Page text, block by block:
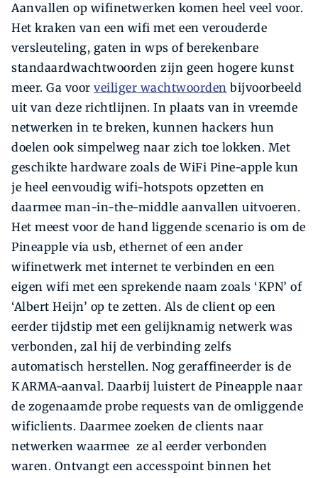
Aanvallen op wifinetwerken komen heel veel voor.
Het kraken van een wifi met een verouderde
versleuteling, gaten in wps of berekenbare
standaardwachtwoorden zijn geen hogere kunst
meer. Ga voor veiliger wachtwoorden bijvoorbeeld
uit van deze richtlijnen. In plaats van in vreemde
netwerken in te breken, kunnen hackers hun
doelen ook simpelweg naar zich toe lokken. Met
geschikte hardware zoals de WiFi Pine-apple kun
je heel eenvoudig wifi-hotspots opzetten en
daarmee man-in-the-middle aanvallen uitvoeren.
Het meest voor de hand liggende scenario is om de
Pineapple via usb, ethernet of een ander
wifinetwerk met internet te verbinden en een
eigen wifi met een sprekende naam zoals ‘KPN’ of
‘Albert Heijn’ op te zetten. Als de client op een
eerder tijdstip met een gelijknamig netwerk was
verbonden, zal hij de verbinding zelfs
automatisch herstellen. Nog geraffineerder is de
KARMA-aanval. Daarbij luistert de Pineapple naar
de zogenaamde probe requests van de omliggende
wificlients. Daarmee zoeken de clients naar
netwerken waarmee ze al eerder verbonden
waren. Ontvangt een accesspoint binnen het